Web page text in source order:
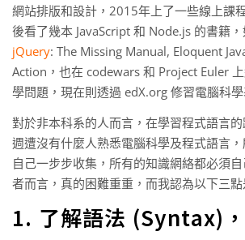
網站排版和設計，2015年上了一些線上課
後看了幾本 JavaScript 和 Node.js 的書籍，
jQuery: The Missing Manual, Eloquent
Action，也在 codewars 和 Project Euler
學問題，現在則透過 edX.org 修習電腦科學
對於非本科系的人而言，在學習程式語言
週遭沒有什麼人熟悉電腦科學及程式語言
自己一步步收集，所有的知識網絡都必須
者而言，真的困難重重，而我認為以下三點
1. 了解語法 (Syntax)